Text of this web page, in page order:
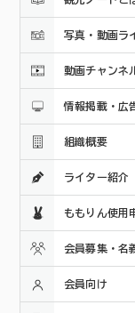
写真・動画ラ
動画チャンネ
情報掲載・広
組織概要
ライター紹介
ももりん使用
会員募集・名
会員向け